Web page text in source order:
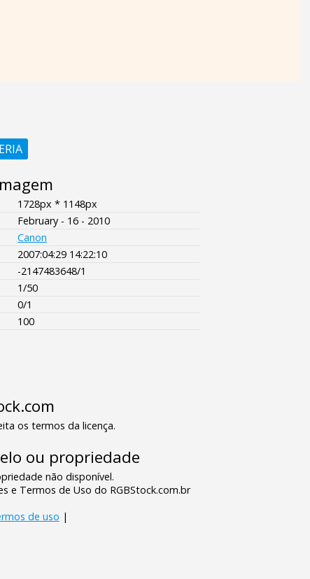
1728px * 1148px
February - 16 - 2010
Canon
2007:04:29 14:22:10
-2147483648/1
1/50
0/1
100
os termos da licença.
ou propriedade
não disponível.
e Termos de Uso do RGBStock.com.br
de uso |